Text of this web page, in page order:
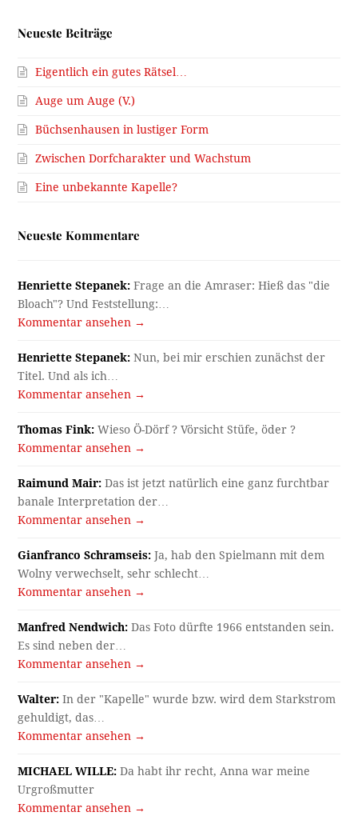
Neueste Beiträge
Eigentlich ein gutes Rätsel…
Auge um Auge (V.)
Büchsenhausen in lustiger Form
Zwischen Dorfcharakter und Wachstum
Eine unbekannte Kapelle?
Neueste Kommentare
Henriette Stepanek: Frage an die Amraser: Hieß das "die
Bloach"? Und Feststellung:…
Kommentar ansehen →
Henriette Stepanek: Nun, bei mir erschien zunächst der
Titel. Und als ich…
Kommentar ansehen →
Thomas Fink: Wieso Ö-Dörf ? Vörsicht Stüfe, öder ?
Kommentar ansehen →
Raimund Mair: Das ist jetzt natürlich eine ganz furchtbar
banale Interpretation der…
Kommentar ansehen →
Gianfranco Schramseis: Ja, hab den Spielmann mit dem
Wolny verwechselt, sehr schlecht…
Kommentar ansehen →
Manfred Nendwich: Das Foto dürfte 1966 entstanden sein.
Es sind neben der…
Kommentar ansehen →
Walter: In der "Kapelle" wurde bzw. wird dem Starkstrom
gehuldigt, das…
Kommentar ansehen →
MICHAEL WILLE: Da habt ihr recht, Anna war meine
Urgroßmutter
Kommentar ansehen →